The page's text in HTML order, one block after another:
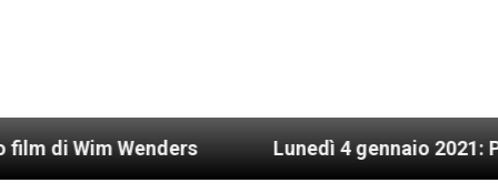
Lunedì 4 gennaio 2021: Possesso